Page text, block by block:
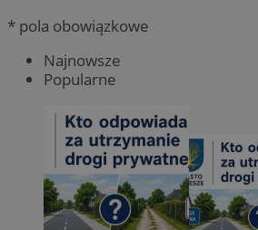
* pola obowiązkowe
Najnowsze
Popularne